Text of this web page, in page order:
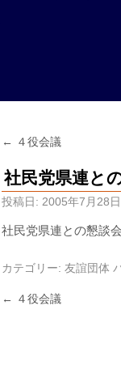
← ４役会議
社民党県連と
投稿日: 2005年7月28日
社民党県連との懇談
カテゴリー: 友誼団体
← ４役会議